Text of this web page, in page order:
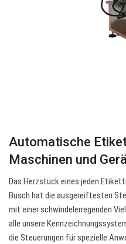
Automatische
Maschinen und
Das Herzstück eines jeden
Busch hat die ausgereiftesten
mit einer schwindelerregenden
alle unsere
die Steuerungen für spezielle